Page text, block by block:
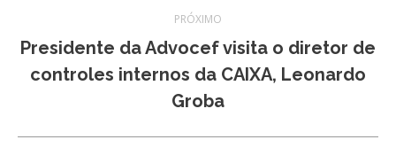
PRÓXIMO
Próximo
post:
Presidente da Advocef visita o diretor de
controles internos da CAIXA, Leonardo
Groba